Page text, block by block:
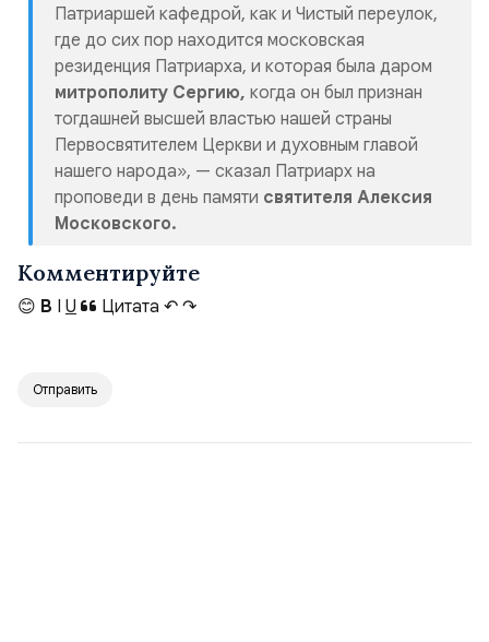
Патриаршей кафедрой, как и Чистый переулок,
где до сих пор находится московская
резиденция Патриарха, и которая была даром
митрополиту Сергию, когда он был признан
тогдашней высшей властью нашей страны
Первосвятителем Церкви и духовным главой
нашего народа», — сказал Патриарх на
проповеди в день памяти святителя Алексия
Московского.
Комментируйте
😊 B I U Цитата ↶ ↷
Отправить